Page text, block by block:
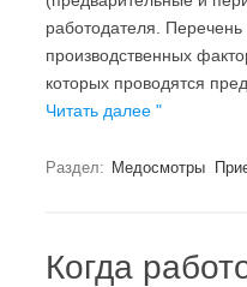
работодателя.
производственных
которых проводятся
Читать далее "
Раздел: Медосмотры
Когда